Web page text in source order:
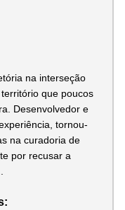
na interseção
que poucos
Desenvolvedor e
tornou-
na curadoria de
por recusar a